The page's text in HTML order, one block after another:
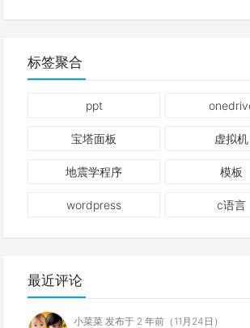
标签聚合
ppt
宝塔面板 虚拟机
地震学程序 模板
wordpress c语言
最近评论
小菜菜 发布于 2 年前（11月24日）